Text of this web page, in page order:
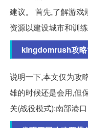
建议。 首先,了解游戏
资源以建设城市和训
kingdomrush攻
说明一下,本文仅为攻
雄的时候还是会用,但
关(战役模式):南部港